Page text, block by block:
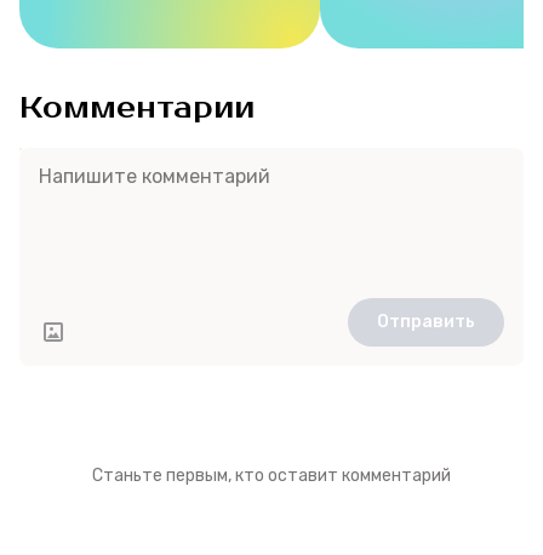
Комментарии
Отправить
Станьте первым, кто оставит комментарий